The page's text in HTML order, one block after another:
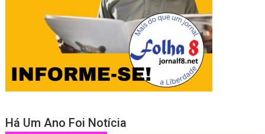
Há Um Ano Foi Notícia